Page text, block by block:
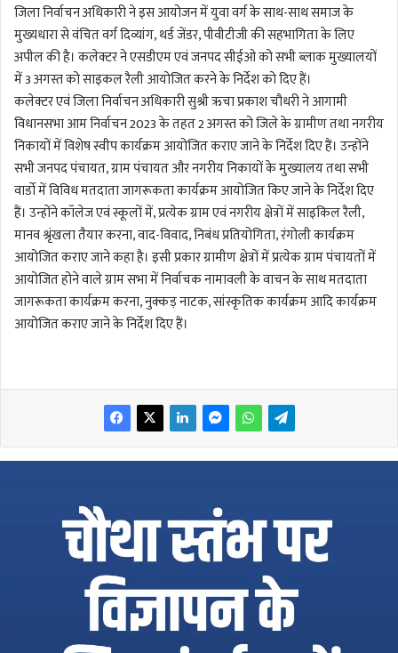
जिला निर्वाचन अधिकारी ने इस आयोजन में युवा वर्ग के साथ-साथ समाज के
मुख्यधारा से वंचित वर्ग दिव्यांग, थर्ड जेंडर, पीवीटीजी की सहभागिता के लिए
अपील की है। कलेक्टर ने एसडीएम एवं जनपद सीईओ को सभी ब्लाक मुख्यालयों
में 3 अगस्त को साइकल रैली आयोजित करने के निर्देश को दिए हैं।
कलेक्टर एवं जिला निर्वाचन अधिकारी सुश्री ऋचा प्रकाश चौधरी ने आगामी
विधानसभा आम निर्वाचन 2023 के तहत 2 अगस्त को जिले के ग्रामीण तथा नगरीय
निकायों में विशेष स्वीप कार्यक्रम आयोजित कराए जाने के निर्देश दिए हैं। उन्होंने
सभी जनपद पंचायत, ग्राम पंचायत और नगरीय निकायों के मुख्यालय तथा सभी
वार्डाे में विविध मतदाता जागरूकता कार्यक्रम आयोजित किए जाने के निर्देश दिए
हैं। उन्होंने कॉलेज एवं स्कूलों में, प्रत्येक ग्राम एवं नगरीय क्षेत्रों में साइकिल रैली,
मानव श्रृंखला तैयार करना, वाद-विवाद, निबंध प्रतियोगिता, रंगोली कार्यक्रम
आयोजित कराए जाने कहा है। इसी प्रकार ग्रामीण क्षेत्रों में प्रत्येक ग्राम पंचायतों में
आयोजित होने वाले ग्राम सभा में निर्वाचक नामावली के वाचन के साथ मतदाता
जागरूकता कार्यक्रम करना, नुक्कड़ नाटक, सांस्कृतिक कार्यक्रम आदि कार्यक्रम
आयोजित कराए जाने के निर्देश दिए हैं।